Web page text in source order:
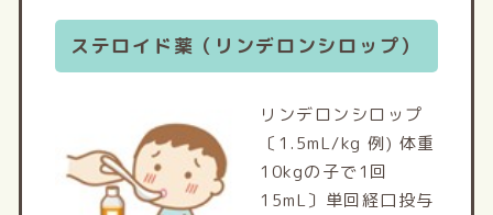
ステロイド薬（リンデロンシロップ）
リンデロンシロップ
〔1.5mL/kg 例) 体重
10kgの子で1回
15mL〕単回経口投与